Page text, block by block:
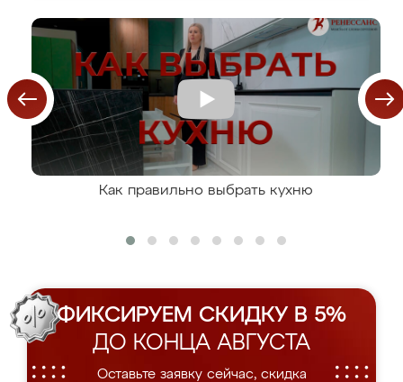
Как правильно выбрать кухню
ФИКСИРУЕМ СКИДКУ В 5%
ДО КОНЦА АВГУСТА
Оставьте заявку сейчас, скидка